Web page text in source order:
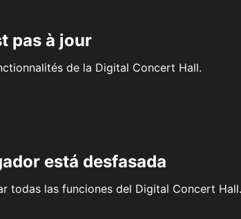
pas à jour
de la Digital Concert Hall.
está desfasada
todas las funciones del Digital Concert Hall.